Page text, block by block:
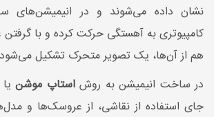
نشان داده می‌شوند و در انیمیشن‌های
کامپیوتری به آهستگی حرکت کرده و با
هم از آن‌ها، یک تصویر متحرک تشکیل می‌شود
در ساخت انیمیشن به روشاستاپ موشن یا
جای استفاده از نقاشی، از عروسک‌ها و